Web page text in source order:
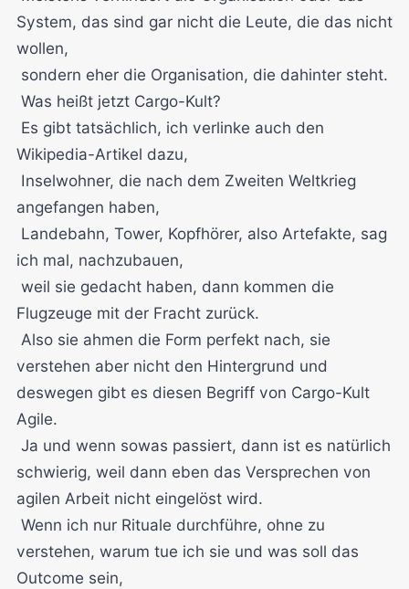
System, das sind gar nicht die Leute, die das nicht
wollen,
sondern eher die Organisation, die dahinter steht.
Was heißt jetzt Cargo-Kult?
Es gibt tatsächlich, ich verlinke auch den
Wikipedia-Artikel dazu,
Inselwohner, die nach dem Zweiten Weltkrieg
angefangen haben,
Landebahn, Tower, Kopfhörer, also Artefakte, sag
ich mal, nachzubauen,
weil sie gedacht haben, dann kommen die
Flugzeuge mit der Fracht zurück.
Also sie ahmen die Form perfekt nach, sie
verstehen aber nicht den Hintergrund und
deswegen gibt es diesen Begriff von Cargo-Kult
Agile.
Ja und wenn sowas passiert, dann ist es natürlich
schwierig, weil dann eben das Versprechen von
agilen Arbeit nicht eingelöst wird.
Wenn ich nur Rituale durchführe, ohne zu
verstehen, warum tue ich sie und was soll das
Outcome sein,